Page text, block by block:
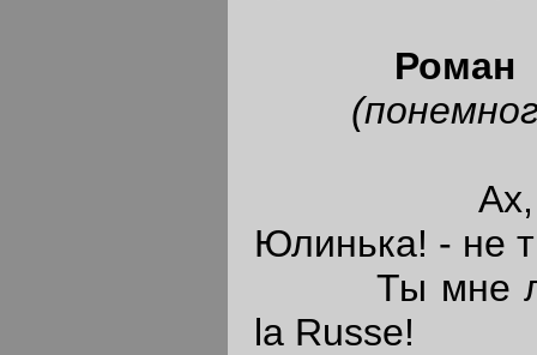
Роман
Ах,
Юлинька! - не
Ты мне
la Russe!